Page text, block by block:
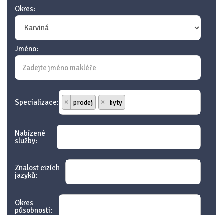
Okres:
Jméno:
Specializace: × prodej × byty
Nabízené
služby:
Znalost cizích
jazyků:
Okres
působnosti: